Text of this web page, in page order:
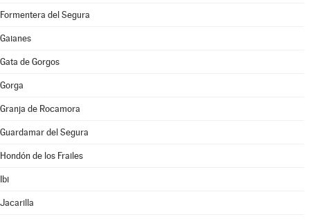
Formentera del Segura
Gaianes
Gata de Gorgos
Gorga
Granja de Rocamora
Guardamar del Segura
Hondón de los Frailes
Ibi
Jacarilla